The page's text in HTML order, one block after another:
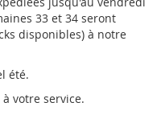
33 et 34 seront
disponibles) à notre
été.
votre service.